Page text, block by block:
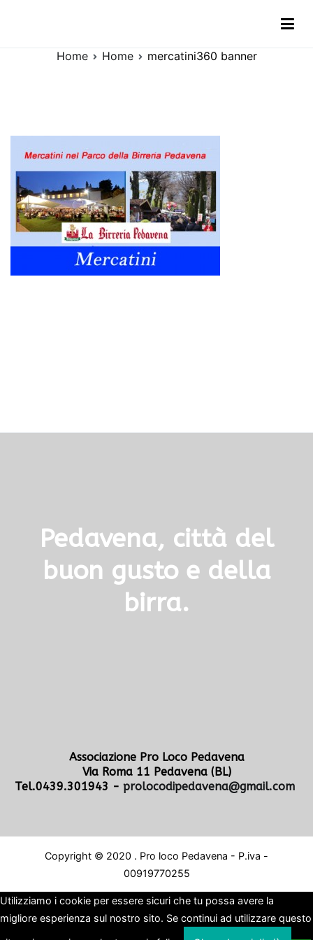
mercatini360 banner
Home Home mercatini360 banner
Pedavena, città del
buon gusto e della
birra.
Associazione Pro Loco Pedavena
Via Roma 11 Pedavena (BL)
Tel.0439.301943 - prolocodipedavena@gmail.com
Copyright © 2020 . Pro loco Pedavena - P.iva -
00919770255
Utilizziamo i cookie per essere sicuri che tu possa avere la
migliore esperienza sul nostro sito. Se continui ad utilizzare questo